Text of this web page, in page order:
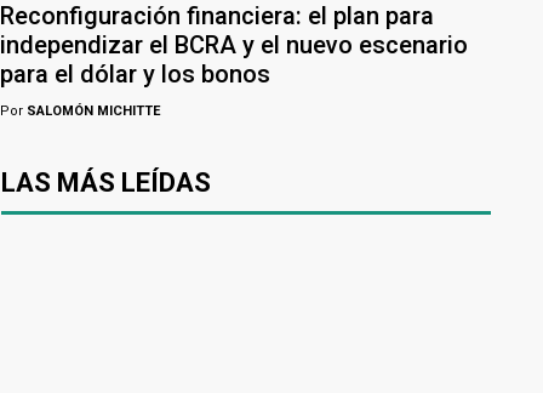
Reconfiguración financiera: el plan para
independizar el BCRA y el nuevo escenario
para el dólar y los bonos
Por SALOMÓN MICHITTE
LAS MÁS LEÍDAS